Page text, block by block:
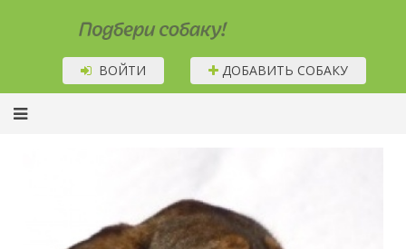
Подбери собаку!
ВОЙТИ ДОБАВИТЬ СОБАКУ